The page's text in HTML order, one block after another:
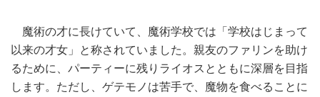
魔術の才に長けていて、魔術学校では「学校はじまって
以来の才女」と称されていました。親友のファリンを助け
るために、パーティーに残りライオスとともに深層を目指
します。ただし、ゲテモノは苦手で、魔物を食べることに